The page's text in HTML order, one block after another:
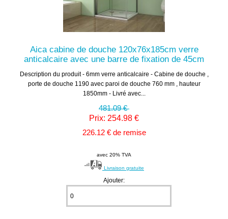
Aica cabine de douche 120x76x185cm verre
anticalcaire avec une barre de fixation de 45cm
Description du produit - 6mm verre anticalcaire - Cabine de douche ,
porte de douche 1190 avec paroi de douche 760 mm , hauteur
1850mm - Livré avec...
481.09 €
Prix: 254.98 €
226.12 € de remise
avec 20% TVA
Livraison gratuite
Ajouter: